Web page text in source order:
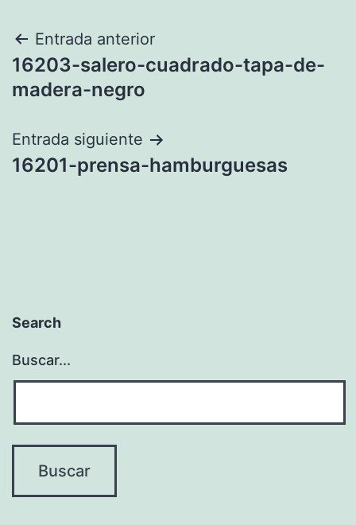
Navegación
de
Entrada anterior
16203-salero-cuadrado-tapa-de-
madera-negro
Entrada siguiente
16201-prensa-hamburguesas
Search
Buscar...